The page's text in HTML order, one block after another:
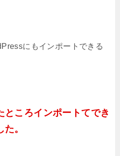
にもインポートできる
ところインポートてでき
。